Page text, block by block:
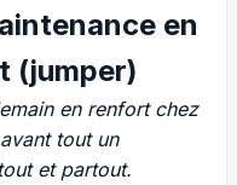
en
(jumper)
en renfort chez
tout un
et partout.